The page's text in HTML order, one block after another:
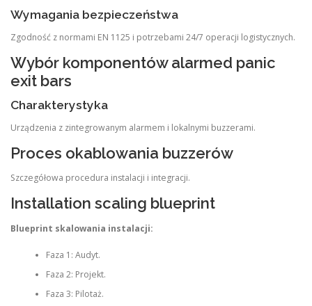
Wymagania bezpieczeństwa
Zgodność z normami EN 1125 i potrzebami 24/7 operacji logistycznych.
Wybór komponentów alarmed panic
exit bars
Charakterystyka
Urządzenia z zintegrowanym alarmem i lokalnymi buzzerami.
Proces okablowania buzzerów
Szczegółowa procedura instalacji i integracji.
Installation scaling blueprint
Blueprint skalowania instalacji:
Faza 1: Audyt.
Faza 2: Projekt.
Faza 3: Pilotaż.